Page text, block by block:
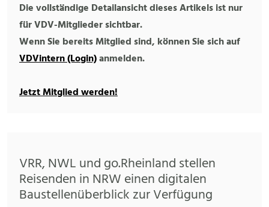
Die vollständige Detailansicht dieses Artikels ist nur
für VDV-Mitglieder sichtbar.
Wenn Sie bereits Mitglied sind, können Sie sich auf
VDVintern (Login)anmelden.
Jetzt Mitglied werden!
VRR, NWL und go.Rheinland stellen
Reisenden in NRW einen digitalen
Baustellenüberblick zur Verfügung